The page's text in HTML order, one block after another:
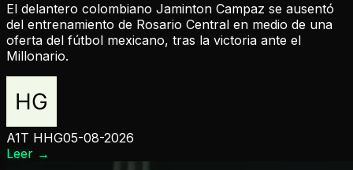
El delantero colombiano Jaminton Campaz se ausentó
del entrenamiento de Rosario Central en medio de una
oferta del fútbol mexicano, tras la victoria ante el
Millonario.
A1T HHG05-08-2026
Leer →